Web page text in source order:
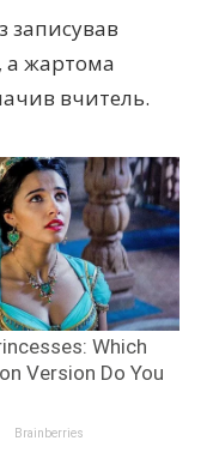
записував
а жартома
вчитель.